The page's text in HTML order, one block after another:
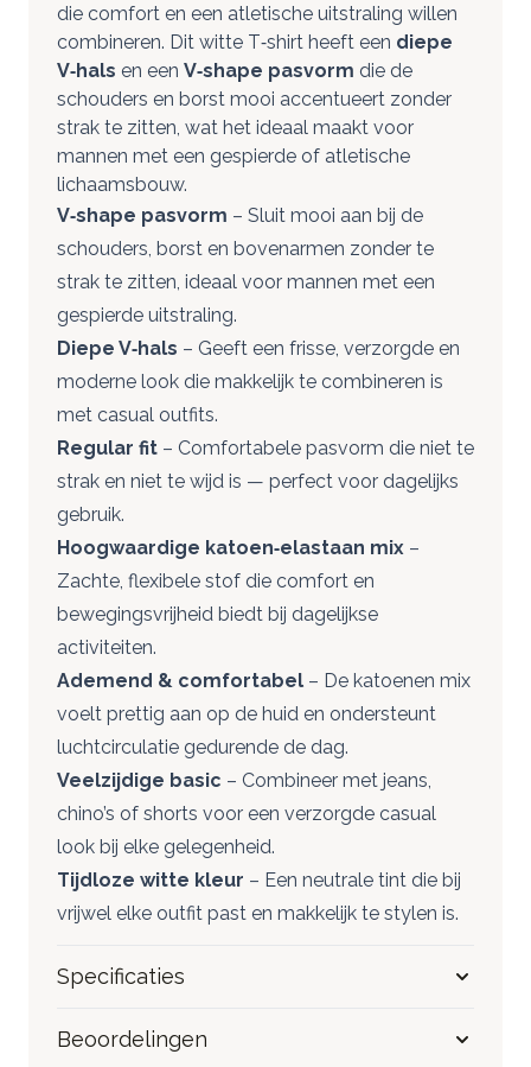
die comfort en een atletische uitstraling willen
combineren. Dit witte T‑shirt heeft een diepe
V‑hals en een V‑shape pasvorm die de
schouders en borst mooi accentueert zonder
strak te zitten, wat het ideaal maakt voor
mannen met een gespierde of atletische
lichaamsbouw.
V‑shape pasvorm – Sluit mooi aan bij de
schouders, borst en bovenarmen zonder te
strak te zitten, ideaal voor mannen met een
gespierde uitstraling.
Diepe V‑hals – Geeft een frisse, verzorgde en
moderne look die makkelijk te combineren is
met casual outfits.
Regular fit – Comfortabele pasvorm die niet te
strak en niet te wijd is — perfect voor dagelijks
gebruik.
Hoogwaardige katoen‑elastaan mix –
Zachte, flexibele stof die comfort en
bewegingsvrijheid biedt bij dagelijkse
activiteiten.
Ademend & comfortabel – De katoenen mix
voelt prettig aan op de huid en ondersteunt
luchtcirculatie gedurende de dag.
Veelzijdige basic – Combineer met jeans,
chino’s of shorts voor een verzorgde casual
look bij elke gelegenheid.
Tijdloze witte kleur – Een neutrale tint die bij
vrijwel elke outfit past en makkelijk te stylen is.
Specificaties
Beoordelingen